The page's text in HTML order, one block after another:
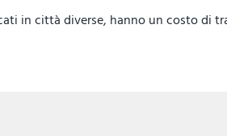
in città diverse, hanno un costo di